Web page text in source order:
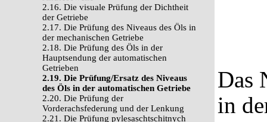
2.16. Die visuale Prüfung der Dichtheit
der Getriebe
2.17. Die Prüfung des Niveaus des Öls in
der mechanischen Getriebe
2.18. Die Prüfung des Öls in der
Hauptsendung der automatischen
Getrieben
2.19. Die Prüfung/Ersatz des Niveaus
des Öls in der automatischen Getriebe
2.20. Die Prüfung der
Vorderachsfederung und der Lenkung
2.21. Die Prüfung pylesaschtschitnych
Das
in